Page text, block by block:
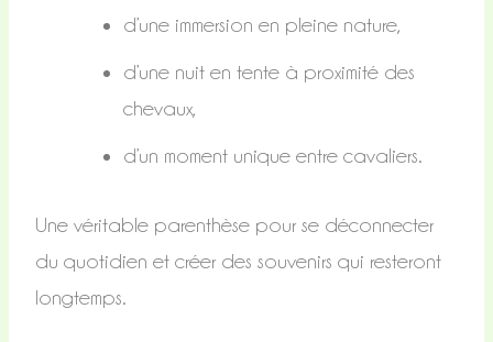
d’une immersion en pleine nature,
d’une nuit en tente à proximité des
chevaux,
d’un moment unique entre cavaliers.
Une véritable parenthèse pour se déconnecter
du quotidien et créer des souvenirs qui resteront
longtemps.